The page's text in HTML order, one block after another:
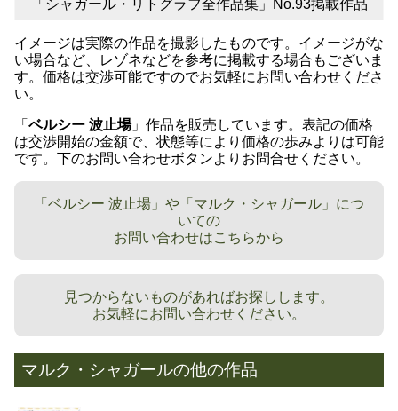
「シャガール・リトグラフ全作品集」No.93掲載作品
イメージは実際の作品を撮影したものです。イメージがな
い場合など、レゾネなどを参考に掲載する場合もございま
す。価格は交渉可能ですのでお気軽にお問い合わせくださ
い。
「 ベルシー 波止場」作品を販売しています。表記の価格
は交渉開始の金額で、状態等により価格の歩みよりは可能
です。下のお問い合わせボタンよりお問合せください。
「ベルシー 波止場」や「マルク・シャガール」につ
いての
お問い合わせはこちらから
見つからないものがあればお探しします。
お気軽にお問い合わせください。
マルク・シャガールの他の作品